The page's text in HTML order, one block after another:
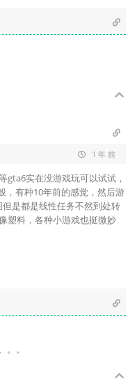
1 年 前
gta6实在没游戏玩可以试试，
，有种10年前的感觉，然后游
是都是线性任务不然到处转
塑料，各种小游戏也挺微妙
。